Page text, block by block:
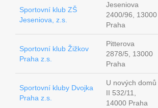
Sportovní klub ZŠ
Jeseniova, z.s.
Jeseniova
2400/96, 13000
Praha
Sportovní klub Žižkov
Praha z.s.
Pitterova
2878/5, 13000
Praha
Sportovní kluby Dvojka
Praha z.s.
U nových domů
II 532/11,
14000 Praha